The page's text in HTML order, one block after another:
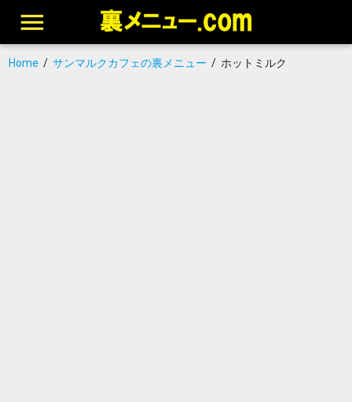
Home/ サンマルクカフェの裏メニュー / ホットミルク